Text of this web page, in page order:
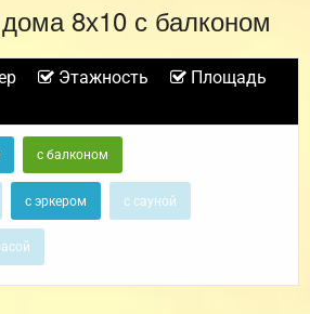
8х10 с балконом
Этажность
Площадь
с балконом
с эркером с сауной